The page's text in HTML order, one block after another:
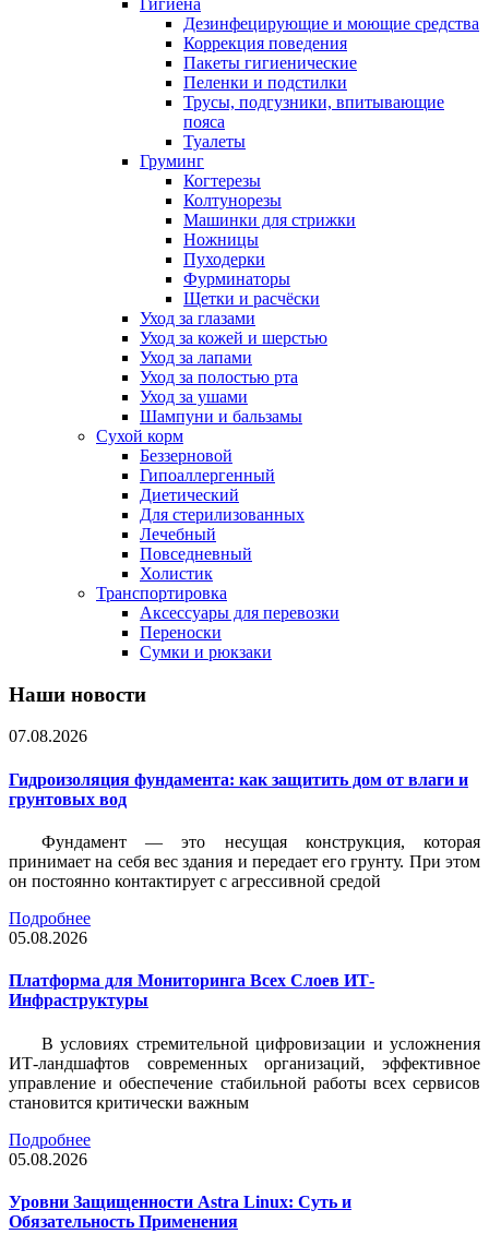
Гигиена
Дезинфецирующие и моющие средства
Коррекция поведения
Пакеты гигиенические
Пеленки и подстилки
Трусы, подгузники, впитывающие
пояса
Туалеты
Груминг
Когтерезы
Колтунорезы
Машинки для стрижки
Ножницы
Пуходерки
Фурминаторы
Щетки и расчёски
Уход за глазами
Уход за кожей и шерстью
Уход за лапами
Уход за полостью рта
Уход за ушами
Шампуни и бальзамы
Сухой корм
Беззерновой
Гипоаллергенный
Диетический
Для стерилизованных
Лечебный
Повседневный
Холистик
Транспортировка
Аксессуары для перевозки
Переноски
Сумки и рюкзаки
Наши новости
07.08.2026
Гидроизоляция фундамента: как защитить дом от влаги и
грунтовых вод
Фундамент — это несущая конструкция, которая
принимает на себя вес здания и передает его грунту. При этом
он постоянно контактирует с агрессивной средой
Подробнее
05.08.2026
Платформа для Мониторинга Всех Слоев ИТ-
Инфраструктуры
В условиях стремительной цифровизации и усложнения
ИТ-ландшафтов современных организаций, эффективное
управление и обеспечение стабильной работы всех сервисов
становится критически важным
Подробнее
05.08.2026
Уровни Защищенности Astra Linux: Суть и
Обязательность Применения